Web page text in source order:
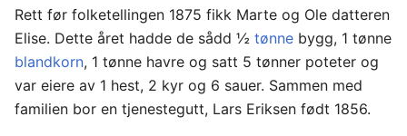
Rett før folketellingen 1875 fikk Marte og Ole datteren
Elise. Dette året hadde de sådd ½ tønne bygg, 1 tønne
blandkorn, 1 tønne havre og satt 5 tønner poteter og
var eiere av 1 hest, 2 kyr og 6 sauer. Sammen med
familien bor en tjenestegutt, Lars Eriksen født 1856.